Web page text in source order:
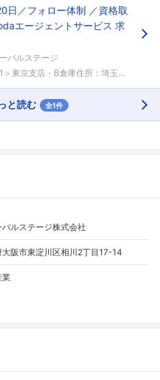
日／フォロー体制 ／資格取
エージェントサービス 求
バルステージ
京支店・B倉庫住所：埼玉県三郷市...
と読む 全1件
バルステージ株式会社
大阪市東淀川区相川2丁目17-14
業